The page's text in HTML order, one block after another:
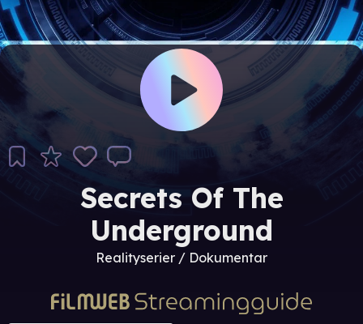
Secrets Of The
Underground
Realityserier / Dokumentar